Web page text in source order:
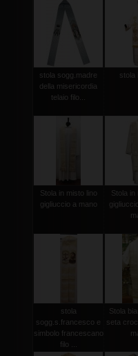
stola sogg.madre
della misericordia
telaio filo...
stola
Stola in misto lino
gigliuccio a mano
Stola in
stola
sogg.s.francesco e
simbolo francescano
filo ...
Stola
seta